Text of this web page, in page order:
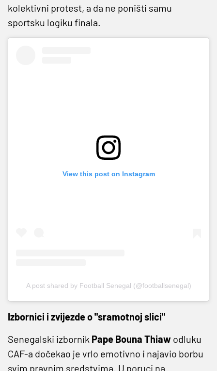
kolektivni protest, a da ne poništi samu
sportsku logiku finala.
View this post on Instagram
A post shared by Football Senegal (@footballsenegal)
Izbornici i zvijezde o "sramotnoj slici"
Senegalski izbornik Pape Bouna Thiaw odluku
CAF-a dočekao je vrlo emotivno i najavio borbu
svim pravnim sredstvima. U poruci na